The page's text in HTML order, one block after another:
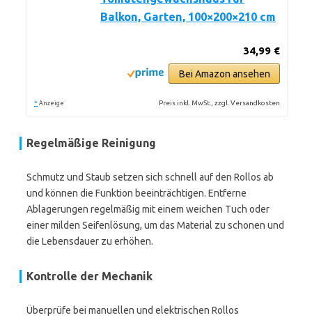
Balkon, Garten, 100×200×210 cm
34,99 €
Bei Amazon ansehen
* Anzeige Preis inkl. MwSt., zzgl. Versandkosten
Regelmäßige Reinigung
Schmutz und Staub setzen sich schnell auf den Rollos ab
und können die Funktion beeinträchtigen. Entferne
Ablagerungen regelmäßig mit einem weichen Tuch oder
einer milden Seifenlösung, um das Material zu schonen und
die Lebensdauer zu erhöhen.
Kontrolle der Mechanik
Überprüfe bei manuellen und elektrischen Rollos